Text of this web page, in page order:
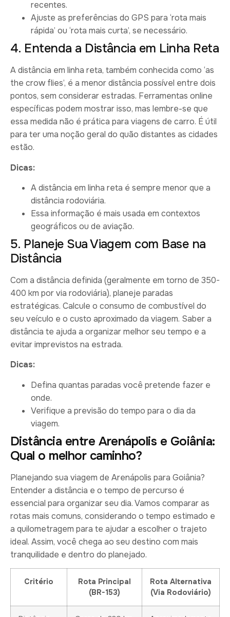
recentes.
Ajuste as preferências do GPS para ‘rota mais
rápida’ ou ‘rota mais curta’, se necessário.
4. Entenda a Distância em Linha Reta
A distância em linha reta, também conhecida como ‘as
the crow flies’, é a menor distância possível entre dois
pontos, sem considerar estradas. Ferramentas online
específicas podem mostrar isso, mas lembre-se que
essa medida não é prática para viagens de carro. É útil
para ter uma noção geral do quão distantes as cidades
estão.
Dicas:
A distância em linha reta é sempre menor que a
distância rodoviária.
Essa informação é mais usada em contextos
geográficos ou de aviação.
5. Planeje Sua Viagem com Base na
Distância
Com a distância definida (geralmente em torno de 350-
400 km por via rodoviária), planeje paradas
estratégicas. Calcule o consumo de combustível do
seu veículo e o custo aproximado da viagem. Saber a
distância te ajuda a organizar melhor seu tempo e a
evitar imprevistos na estrada.
Dicas:
Defina quantas paradas você pretende fazer e
onde.
Verifique a previsão do tempo para o dia da
viagem.
Distância entre Arenápolis e Goiânia:
Qual o melhor caminho?
Planejando sua viagem de Arenápolis para Goiânia?
Entender a distância e o tempo de percurso é
essencial para organizar seu dia. Vamos comparar as
rotas mais comuns, considerando o tempo estimado e
a quilometragem para te ajudar a escolher o trajeto
ideal. Assim, você chega ao seu destino com mais
tranquilidade e dentro do planejado.
Critério
Rota Principal
(BR-153)
Rota Alternativa
(Via Rodoviário)